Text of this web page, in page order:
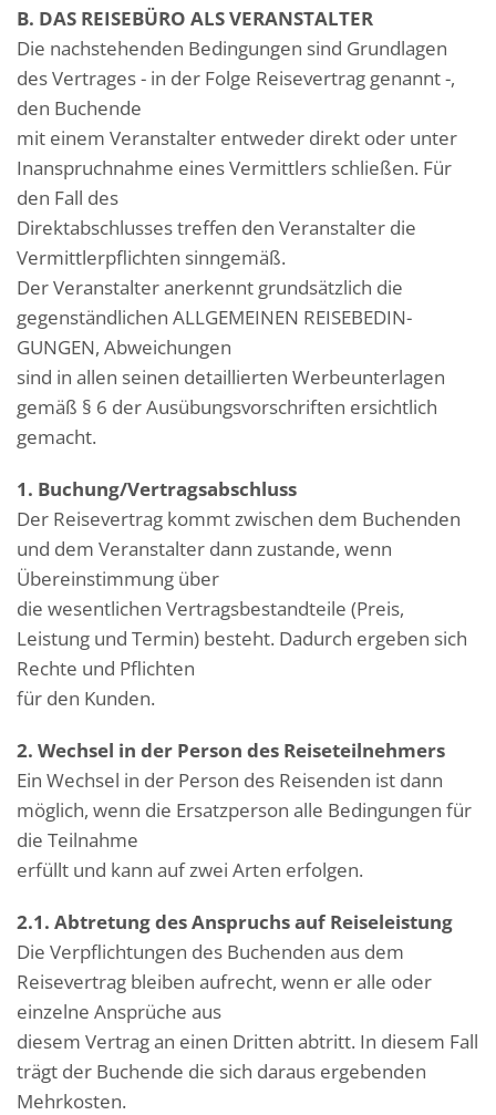
B. DAS REISEBÜRO ALS VERANSTALTER
Die nachstehenden Bedingungen sind Grundlagen
des Vertrages - in der Folge Reisevertrag genannt -,
den Buchende
mit einem Veranstalter entweder direkt oder unter
Inanspruchnahme eines Vermittlers schließen. Für
den Fall des
Direktabschlusses treffen den Veranstalter die
Vermittlerpflichten sinngemäß.
Der Veranstalter anerkennt grundsätzlich die
gegenständlichen ALLGEMEINEN REISEBEDIN-
GUNGEN, Abweichungen
sind in allen seinen detaillierten Werbeunterlagen
gemäß § 6 der Ausübungsvorschriften ersichtlich
gemacht.
1. Buchung/Vertragsabschluss
Der Reisevertrag kommt zwischen dem Buchenden
und dem Veranstalter dann zustande, wenn
Übereinstimmung über
die wesentlichen Vertragsbestandteile (Preis,
Leistung und Termin) besteht. Dadurch ergeben sich
Rechte und Pflichten
für den Kunden.
2. Wechsel in der Person des Reiseteilnehmers
Ein Wechsel in der Person des Reisenden ist dann
möglich, wenn die Ersatzperson alle Bedingungen für
die Teilnahme
erfüllt und kann auf zwei Arten erfolgen.
2.1. Abtretung des Anspruchs auf Reiseleistung
Die Verpflichtungen des Buchenden aus dem
Reisevertrag bleiben aufrecht, wenn er alle oder
einzelne Ansprüche aus
diesem Vertrag an einen Dritten abtritt. In diesem Fall
trägt der Buchende die sich daraus ergebenden
Mehrkosten.